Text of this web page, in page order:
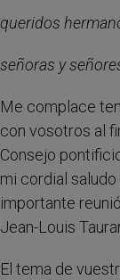
queridos
señoras y
Me complace
con vosotros al
Consejo
mi cordial
importante
Jean-Louis
El tema de